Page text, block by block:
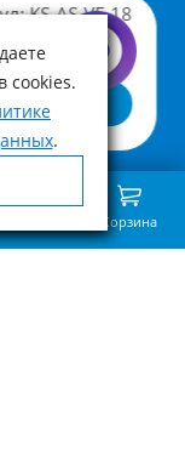
KS-AS-VE-18
Корзина
cookies.
.